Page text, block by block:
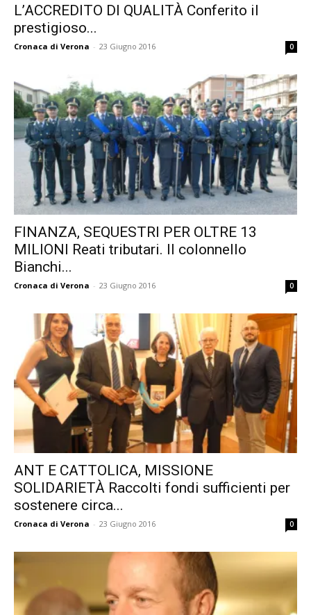
L’ACCREDITO DI QUALITÀ Conferito il
prestigioso...
Cronaca di Verona - 23 Giugno 2016 0
FINANZA, SEQUESTRI PER OLTRE 13
MILIONI Reati tributari. Il colonnello
Bianchi...
Cronaca di Verona - 23 Giugno 2016 0
ANT E CATTOLICA, MISSIONE
SOLIDARIETÀ Raccolti fondi sufficienti per
sostenere circa...
Cronaca di Verona - 23 Giugno 2016 0